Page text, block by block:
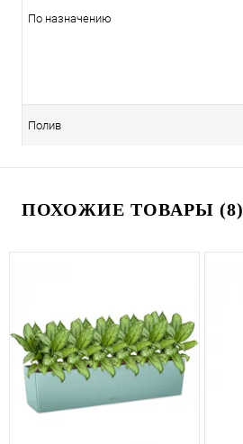
По назначению
Полив
ПОХОЖИЕ ТОВАРЫ (8)